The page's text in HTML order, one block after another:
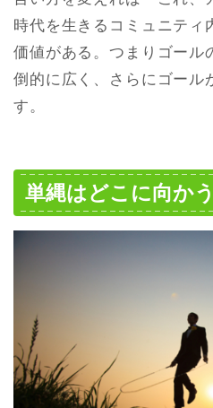
時代を生きるコミュニティ
価値がある。つまりゴール
倒的に広く、さらにゴール
す。
単縄はどこに向か